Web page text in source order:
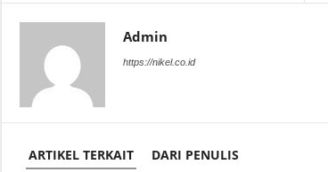
Admin
https://nikel.co.id
ARTIKEL TERKAIT DARI PENULIS